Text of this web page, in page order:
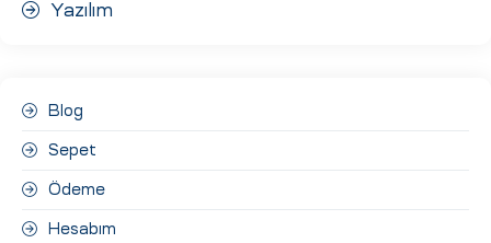
Yazılım
Blog
Sepet
Ödeme
Hesabım